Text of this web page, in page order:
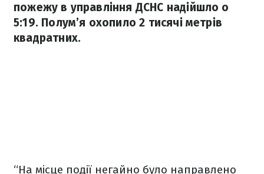
пожежу в управління ДСНС надійшло о
5:19. Полум’я охопило 2 тисячі метрів
квадратних.
“На місце події негайно було направлено